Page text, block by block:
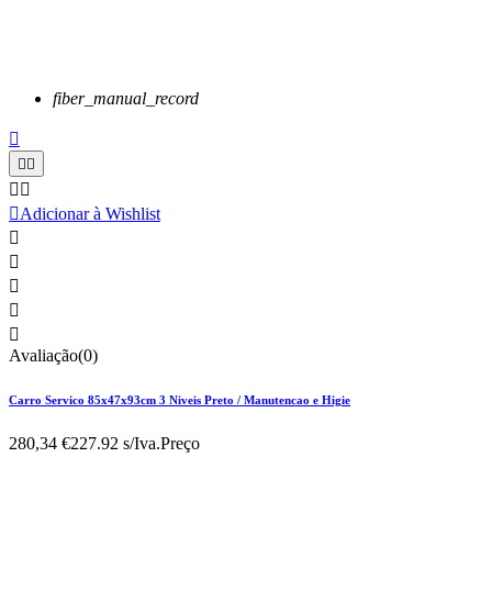
fiber_manual_record


 
Adicionar à Wishlist





Avaliação(0)
Carro Servico 85x47x93cm 3 Niveis Preto / Manutencao e Higie
280,34 €227.92 s/Iva.Preço